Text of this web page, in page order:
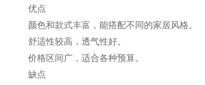
优点
颜色和款式丰富，能搭配不同的家居风格。
舒适性较高，透气性好。
价格区间广，适合各种预算。
缺点